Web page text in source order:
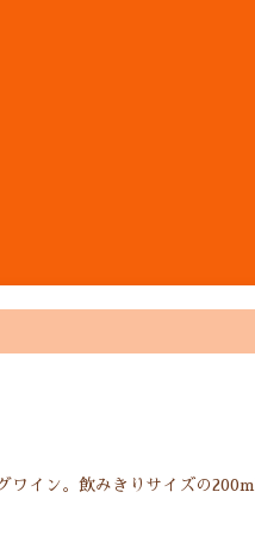
ワイン。飲みきりサイズの200ml